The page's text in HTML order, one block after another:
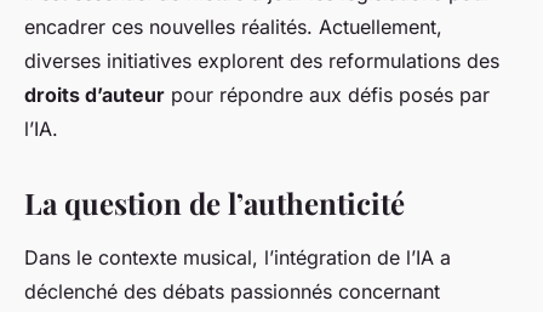
encadrer ces nouvelles réalités. Actuellement,
diverses initiatives explorent des reformulations des
droits d’auteur pour répondre aux défis posés par
l’IA.
La question de l’authenticité
Dans le contexte musical, l’intégration de l’IA a
déclenché des débats passionnés concernant